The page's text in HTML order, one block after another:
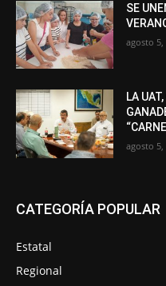
SE
agosto 5,
LA
agosto 5,
CATEGORÍA POPULAR
Estatal
Regional